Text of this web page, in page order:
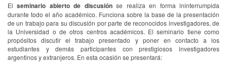
Elseminario abierto de discusiónse realiza en forma ininterrumpida
durante todo el año académico. Funciona sobre la base de la presentación
de un trabajo para su discusión por parte de reconocidos investigadores, de
la Universidad o de otros centros académicos. El seminario tiene como
propósitos discutir el trabajo presentado y poner en contacto a los
estudiantes y demás participantes con prestigiosos investigadores
argentinos y extranjeros. En esta ocasión se presentará: